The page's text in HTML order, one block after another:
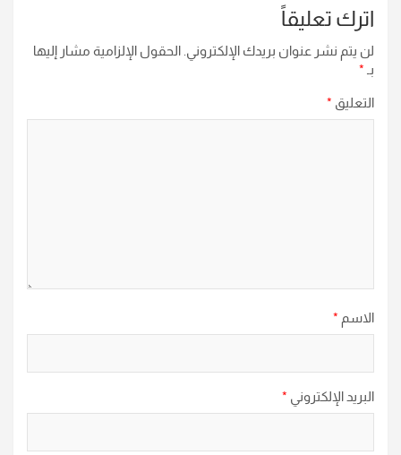
اترك تعليقاً
لن يتم نشر عنوان بريدك الإلكتروني. الحقول الإلزامية مشار إليها
بـ *
التعليق *
الاسم *
البريد الإلكتروني *